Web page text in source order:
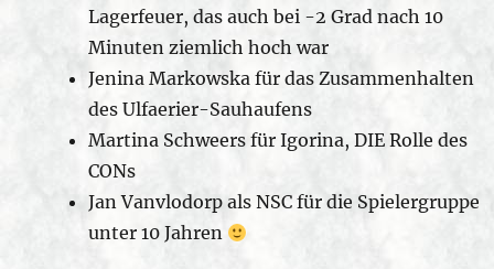
Lagerfeuer, das auch bei -2 Grad nach 10
Minuten ziemlich hoch war
Jenina Markowska für das Zusammenhalten
des Ulfaerier-Sauhaufens
Martina Schweers für Igorina, DIE Rolle des
CONs
Jan Vanvlodorp als NSC für die Spielergruppe
unter 10 Jahren